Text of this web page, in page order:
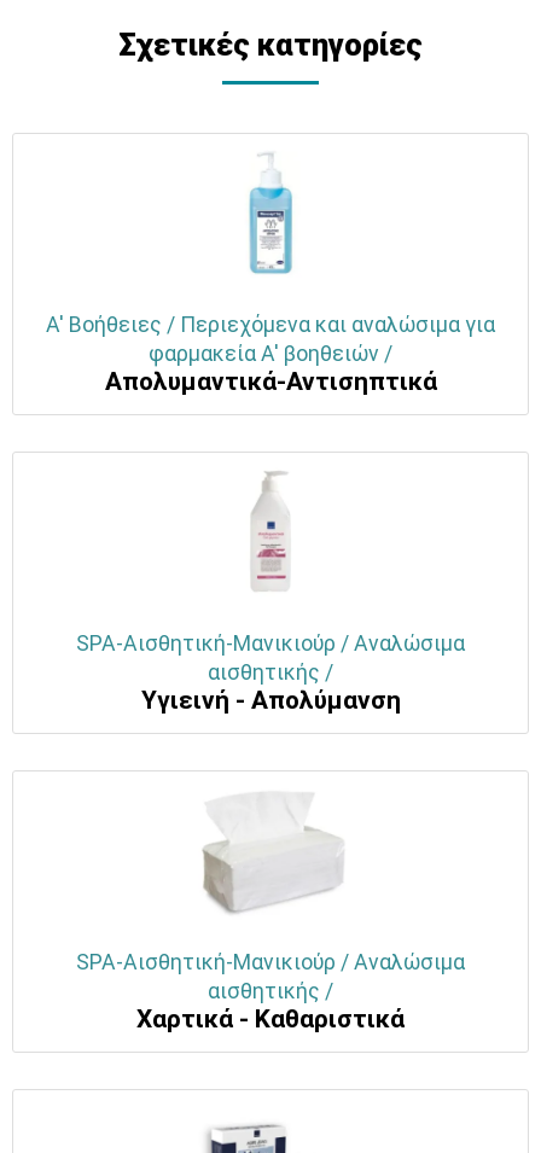
Σχετικές κατηγορίες
Α' Βοήθειες / Περιεχόμενα και αναλώσιμα για
φαρμακεία Α' βοηθειών /
Απολυμαντικά-Αντισηπτικά
SPA-Αισθητική-Μανικιούρ / Αναλώσιμα
αισθητικής /
Υγιεινή - Απολύμανση
SPA-Αισθητική-Μανικιούρ / Αναλώσιμα
αισθητικής /
Χαρτικά - Καθαριστικά